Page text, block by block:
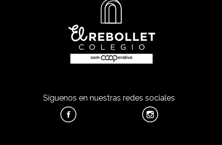
Síguenos en nuestras redes sociales